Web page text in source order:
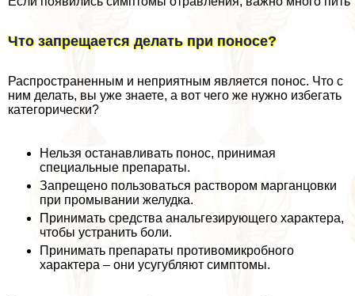
Что запрещается делать при поносе?
Распространенным и неприятным является понос. Что с
ним делать, вы уже знаете, а вот чего же нужно избегать
категорически?
Нельзя останавливать понос, принимая
специальные препараты.
Запрещено пользоваться раствором марганцовки
при промывании желудка.
Принимать средства aнaльгезирующего хаpaктера,
чтобы устранить боли.
Принимать препараты противомикробного
хаpaктера – они усугубляют симптомы.